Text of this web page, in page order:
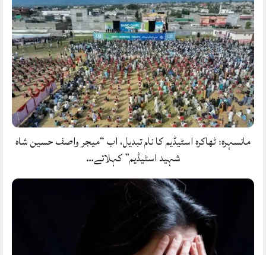
مانسہرہ: ٹھاکرہ اسٹیڈیم کا نام تبدیل، اب “میجر واصف حسین شاہ
شہید اسٹیڈیم” کہلائے…